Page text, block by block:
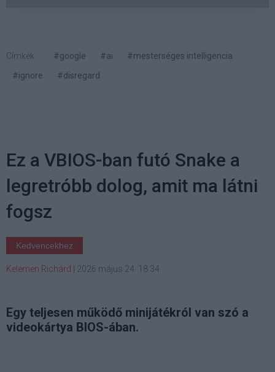
Címkék: #google #ai
#mesterséges intelligencia
#ignore
#disregard
Ez a VBIOS-ban futó Snake a
legretróbb dolog, amit ma látni
fogsz
Kedvencekhez
Kelemen Richárd | 2026 május 24. 18:34
Egy teljesen működő minijátékról van szó a
videokártya BIOS-ában.